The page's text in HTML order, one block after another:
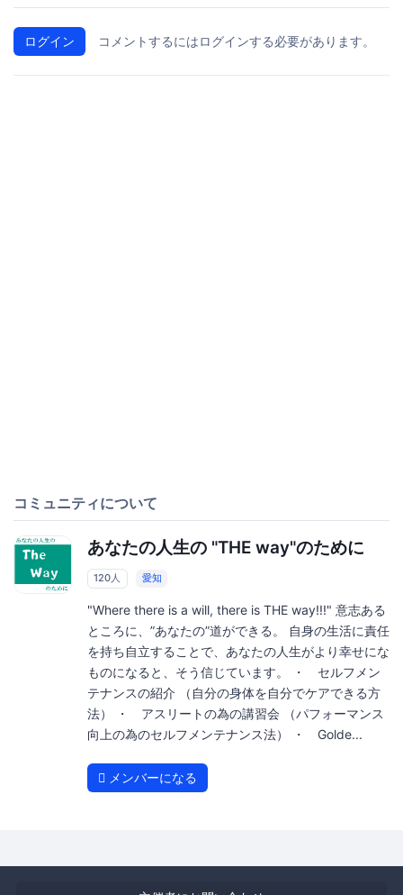
ログイン コメントするにはログインする必要があります。
コミュニティについて
あなたの人生の "THE way"のために
120人 愛知
"Where there is a will, there is THE way!!!" 意志ある
ところに、”あなたの”道ができる。 自身の生活に責任
を持ち自立することで、あなたの人生がより幸せにな
ものになると、そう信じています。 ・ セルフメン
テナンスの紹介 （自分の身体を自分でケアできる方
法） ・ アスリートの為の講習会 （パフォーマンス
向上の為のセルフメンテナンス法） ・ Golde...
メンバーになる